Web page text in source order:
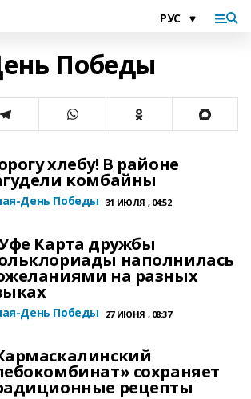
Победы
хлебу! В районе
комбайны
День Победы 31 ИЮЛЯ , 04:52
Карта дружбы
наполнилась
на разных
День Победы 27 ИЮНЯ , 08:37
сохраняет
рецепты